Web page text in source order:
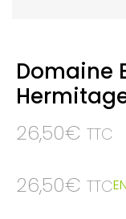
Domaine
26,50€ TTC
26,50€ TTC